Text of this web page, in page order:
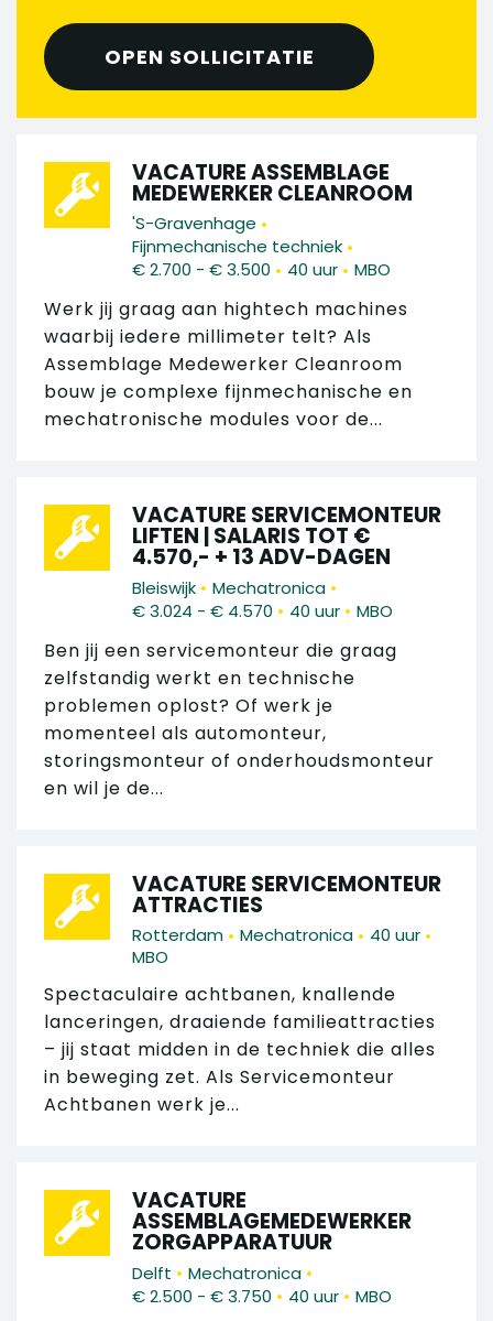
OPEN SOLLICITATIE
VACATURE ASSEMBLAGE
MEDEWERKER CLEANROOM
'S-Gravenhage •
Fijnmechanische techniek •
€ 2.700 - € 3.500 • 40 uur • MBO
Werk jij graag aan hightech machines
waarbij iedere millimeter telt? Als
Assemblage Medewerker Cleanroom
bouw je complexe fijnmechanische en
mechatronische modules voor de...
VACATURE SERVICEMONTEUR
LIFTEN | SALARIS TOT €
4.570,- + 13 ADV-DAGEN
Bleiswijk • Mechatronica •
€ 3.024 - € 4.570 • 40 uur • MBO
Ben jij een servicemonteur die graag
zelfstandig werkt en technische
problemen oplost? Of werk je
momenteel als automonteur,
storingsmonteur of onderhoudsmonteur
en wil je de...
VACATURE SERVICEMONTEUR
ATTRACTIES
Rotterdam • Mechatronica • 40 uur •
MBO
Spectaculaire achtbanen, knallende
lanceringen, draaiende familieattracties
– jij staat midden in de techniek die alles
in beweging zet. Als Servicemonteur
Achtbanen werk je...
VACATURE
ASSEMBLAGEMEDEWERKER
ZORGAPPARATUUR
Delft • Mechatronica •
€ 2.500 - € 3.750 • 40 uur • MBO